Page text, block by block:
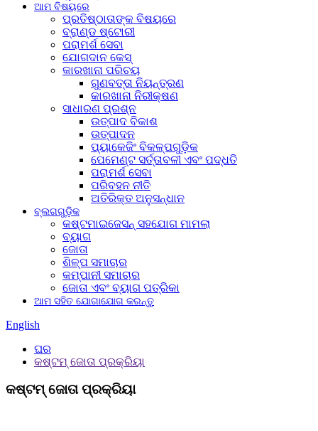
ଆମ ବିଷୟରେ
ପ୍ରତିଷ୍ଠାତାଙ୍କ ବିଷୟରେ
ବ୍ରାଣ୍ଡ ଷ୍ଟୋରୀ
ପରାମର୍ଶ ସେବା
ଯୋଗଦାନ କେସ୍
କାରଖାନା ପରିଚୟ
ଗୁଣବତ୍ତା ନିୟନ୍ତ୍ରଣ
କାରଖାନା ନିରୀକ୍ଷଣ
ସାଧାରଣ ପ୍ରଶ୍ନ
ଉତ୍ପାଦ ବିକାଶ
ଉତ୍ପାଦନ
ପ୍ୟାକେଜିଂ ବିକଳ୍ପଗୁଡ଼ିକ
ପେମେଣ୍ଟ ସର୍ତ୍ତାବଳୀ ଏବଂ ପଦ୍ଧତି
ପରାମର୍ଶ ସେବା
ପରିବହନ ନୀତି
ଅତିରିକ୍ତ ଅନୁସନ୍ଧାନ
ବ୍ଲଗଗୁଡ଼ିକ
କଷ୍ଟମାଇଜେସନ୍ ସହଯୋଗ ମାମଲା
ବ୍ୟାଗ
ଜୋତା
ଶିଳ୍ପ ସମାଚାର
କମ୍ପାନୀ ସମାଚାର
ଜୋତା ଏବଂ ବ୍ୟାଗ ପତ୍ରିକା
ଆମ ସହିତ ଯୋଗାଯୋଗ କରନ୍ତୁ
English
ଘର
କଷ୍ଟମ୍ ଜୋତା ପ୍ରକ୍ରିୟା
କଷ୍ଟମ୍ ଜୋତା ପ୍ରକ୍ରିୟା